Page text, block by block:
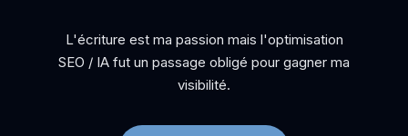
L'écriture est ma passion mais l'optimisation
SEO / IA fut un passage obligé pour gagner ma
visibilité.